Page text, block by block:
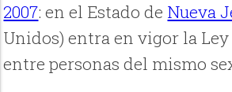
2007: en el Estado de Nueva
Unidos) entra en vigor la
entre personas del mismo